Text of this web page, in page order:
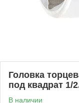
Головка
под квадрат 1/
В наличии